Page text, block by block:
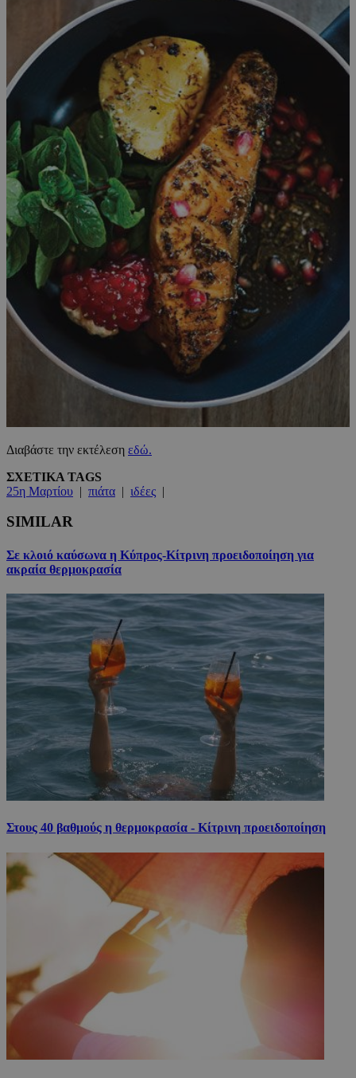
Διαβάστε την εκτέλεση εδώ.
ΣΧΕΤΙΚΑ TAGS
25η Μαρτίου | πιάτα | ιδέες |
SIMILAR
Σε κλοιό καύσωνα η Κύπρος-Κίτρινη προειδοποίηση για
ακραία θερμοκρασία
Στους 40 βαθμούς η θερμοκρασία - Κίτρινη προειδοποίηση